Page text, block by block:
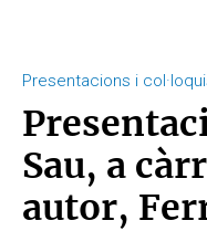
Presentacions i
Sau, a
autor,